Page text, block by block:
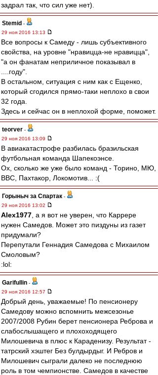
задрал так, что сил уже нет).
Stemid -
29 ноя 2016 13:13
Все вопросы к Самеду - лишь субъективного
свойства, на уровне "нравицца-не нравицца",
"а он фанатам неприличное показывал в
....году".
В остальном, ситуация с ним как с Ещенко,
который сгодился прямо-таки неплохо в свои
32 года.
Здесь и сейчас он в неплохой форме, поможет.
teorver -
29 ноя 2016 13:09
В авиакатастрофе разбилась бразильская
футбольная команда Шапекоэнсе.
Ох, сколько же уже было команд - Торино, МЮ,
ВВС, Пахтакор, Локомотив... :(
Горыныч за Спартак -
29 ноя 2016 13:02
Alex1977 , а я вот не уверен, что Каррере
нужен Самедов. Может это пиздуны из газет
придумали?
Перепутали Геннадия Самедова с Михаилом
Смоловым?
:lol:
Garifullin -
29 ноя 2016 12:57
Добрый день, уважаемые! По пенсионеру
Самедову можно вспомнить межсезонье
2007/2008 Рубин берет пенсионера Реброва и
слабослышащего и плохоходящего
Милошевича в плюс к Караденизу. Результат -
татрский хэштег Без булдырдыг. И Ребров и
Милошевич сыграли далеко не последнюю
роль в том чемпионстве. Самедов в качестве